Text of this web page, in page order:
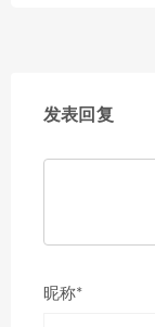
发表回复
昵称*